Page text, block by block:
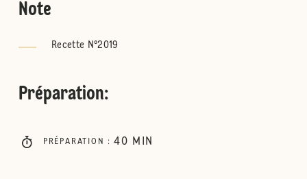
Note
Recette N°2019
Préparation:
PRÉPARATION : 40 MIN